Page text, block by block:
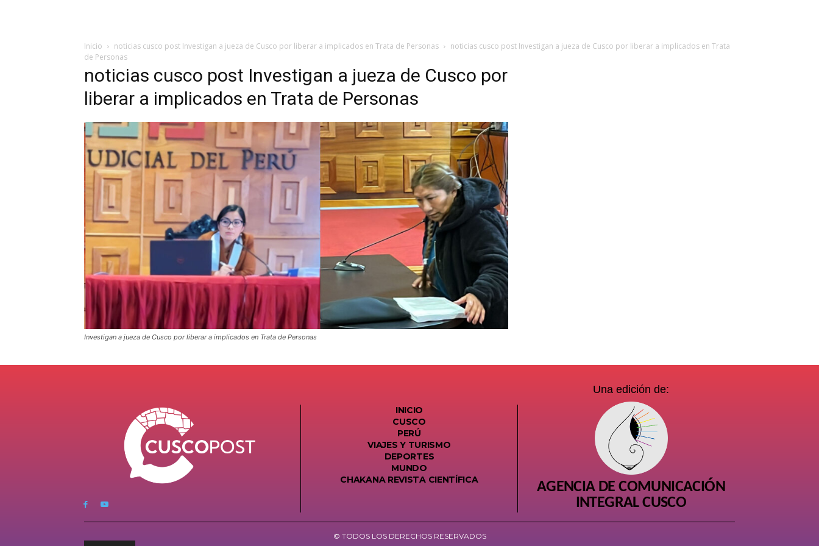
Inicio noticias cusco post Investigan a jueza de Cusco por liberar a implicados en Trata de Personas
noticias cusco post Investigan a jueza de Cusco por liberar a implicados en Trata
de Personas
noticias cusco post Investigan a jueza de Cusco por
liberar a implicados en Trata de Personas
Investigan a jueza de Cusco por liberar a implicados en Trata de Personas
INICIO
CUSCO
PERÚ
VIAJES Y TURISMO
DEPORTES
MUNDO
CHAKANA REVISTA CIENTÍFICA
Una edición de:
AGENCIA DE COMUNICACIÓN
INTEGRAL CUSCO
© TODOS LOS DERECHOS RESERVADOS